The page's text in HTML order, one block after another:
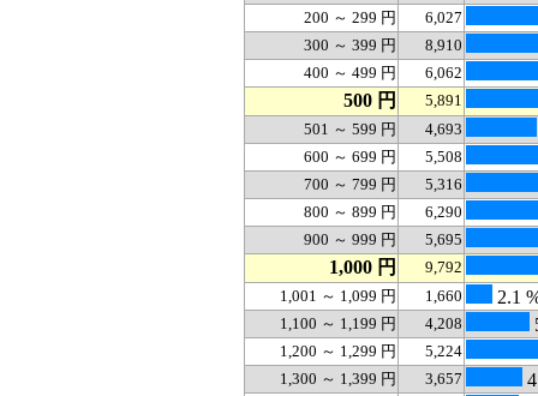
200 ～ 299 円
6,027
300 ～ 399 円
8,910
400 ～ 499 円
6,062
500 円
5,891
501 ～ 599 円
4,693
600 ～ 699 円
5,508
700 ～ 799 円
5,316
800 ～ 899 円
6,290
900 ～ 999 円
5,695
1,000 円
9,792
1,001 ～ 1,099 円
1,660 2.1
1,100 ～ 1,199 円 4,208
1,200 ～ 1,299 円
5,224
1,300 ～ 1,399 円
3,657